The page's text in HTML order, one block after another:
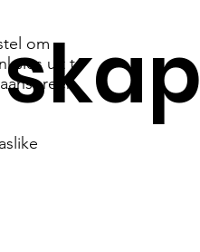
om
uit te